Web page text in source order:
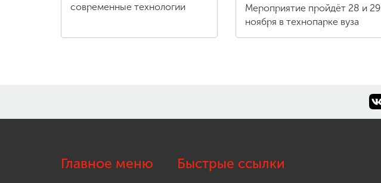
современные технологии
Мероприятие пройдёт 28 и 29
ноября в технопарке вуза
Главное меню Быстрые ссылки